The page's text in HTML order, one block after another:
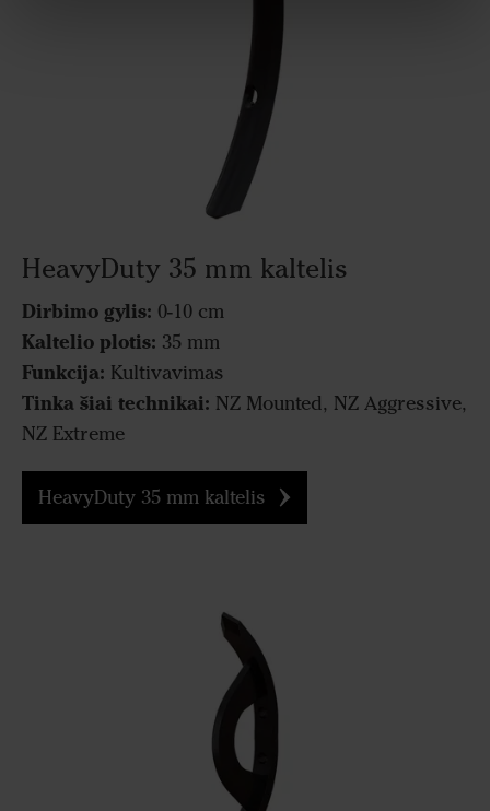
HeavyDuty 35 mm kaltelis
Dirbimo gylis: 0-10 cm
Kaltelio plotis: 35 mm
Funkcija: Kultivavimas
Tinka šiai technikai: NZ Mounted, NZ Aggressive,
NZ Extreme
HeavyDuty 35 mm kaltelis